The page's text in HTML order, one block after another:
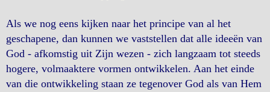
Als we nog eens kijken naar het principe van al het
geschapene, dan kunnen we vaststellen dat alle ideeën van
God - afkomstig uit Zijn wezen - zich langzaam tot steeds
hogere, volmaaktere vormen ontwikkelen. Aan het einde
van die ontwikkeling staan ze tegenover God als van Hem